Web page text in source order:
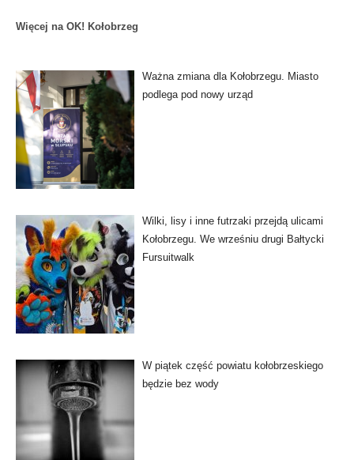
Więcej na OK! Kołobrzeg
Ważna zmiana dla Kołobrzegu. Miasto
podlega pod nowy urząd
Wilki, lisy i inne futrzaki przejdą ulicami
Kołobrzegu. We wrześniu drugi Bałtycki
Fursuitwalk
W piątek część powiatu kołobrzeskiego
będzie bez wody